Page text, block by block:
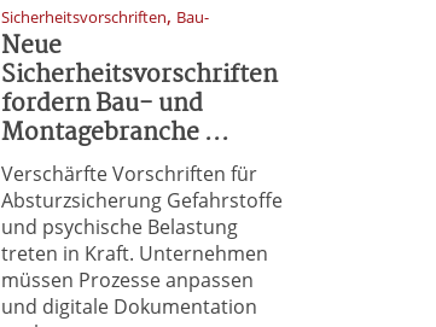
Sicherheitsvorschriften, Bau-
Neue
Sicherheitsvorschriften
fordern Bau- und
Montagebranche ...
Verschärfte Vorschriften für
Absturzsicherung Gefahrstoffe
und psychische Belastung
treten in Kraft. Unternehmen
müssen Prozesse anpassen
und digitale Dokumentation